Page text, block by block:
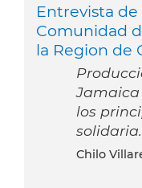
Entrevista
Comunidad
la Region de
los
solidaria.
Chilo